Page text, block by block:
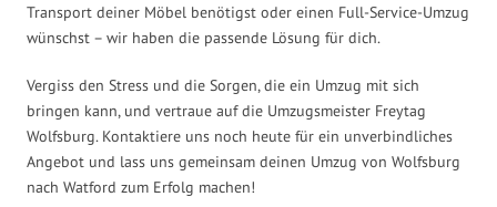
Transport deiner Möbel benötigst oder einen Full-Service-Umzug
wünschst – wir haben die passende Lösung für dich.
Vergiss den Stress und die Sorgen, die ein Umzug mit sich
bringen kann, und vertraue auf die Umzugsmeister Freytag
Wolfsburg. Kontaktiere uns noch heute für ein unverbindliches
Angebot und lass uns gemeinsam deinen Umzug von Wolfsburg
nach Watford zum Erfolg machen!